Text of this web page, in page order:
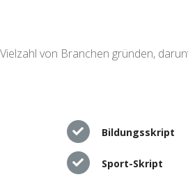
von Branchen gründen,
Bildungsskript
Sport-Skript